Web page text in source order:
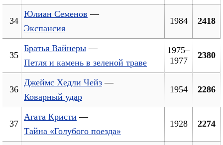
34
Юлиан Семенов —
Экспансия
1984 2418
35
Братья Вайнеры —
Петля и камень в зеленой траве
1975–
1977
2380
36
Джеймс Хедли Чейз —
Коварный удар
1954 2286
37
Агата Кристи —
Тайна «Голубого поезда»
1928 2274